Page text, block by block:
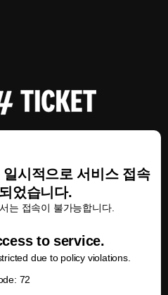
시적으로 서비스 접속
었습니다.
는 접속이 불가능합니다.
to service.
due to policy violations.
72